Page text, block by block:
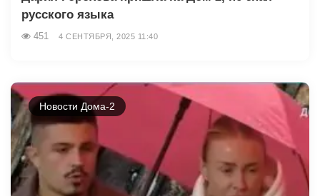
русского языка
451 4 СЕНТЯБРЯ, 2025 11:40
Новости Дома-2